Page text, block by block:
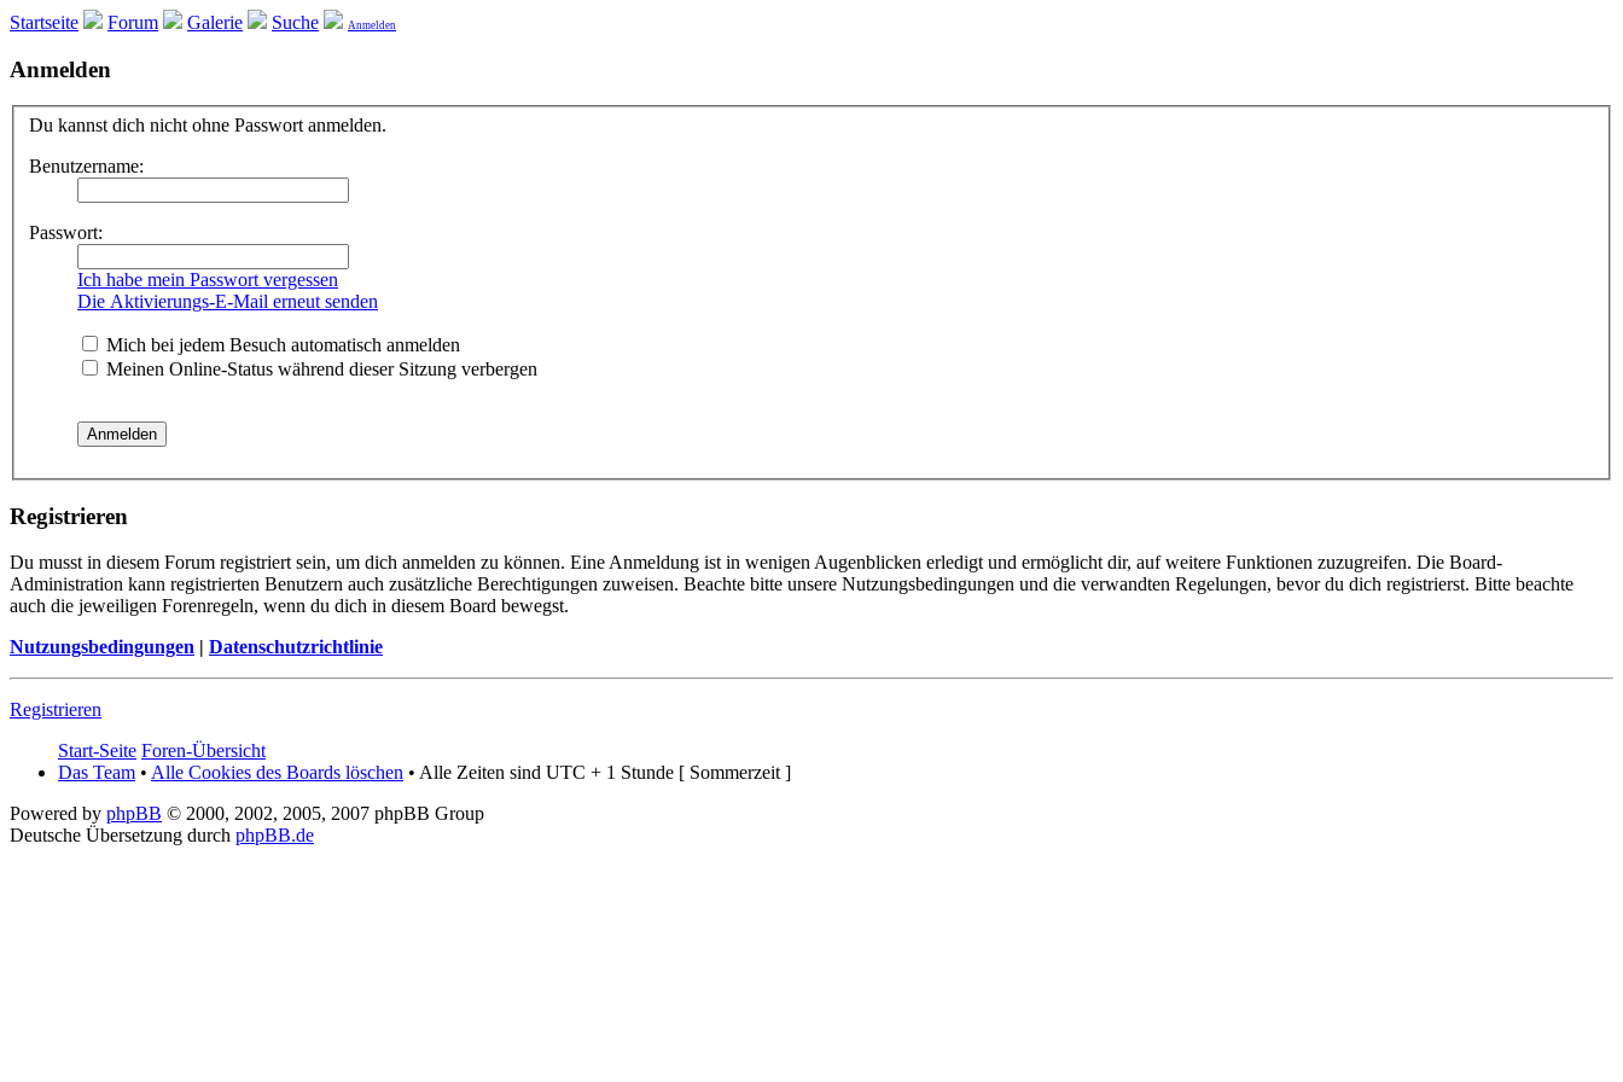
Startseite Forum Galerie Suche Anmelden
Anmelden
Du kannst dich nicht ohne Passwort anmelden.
Benutzername:
Passwort:
Ich habe mein Passwort vergessen
Die Aktivierungs-E-Mail erneut senden
Mich bei jedem Besuch automatisch anmelden
Meinen Online-Status während dieser Sitzung verbergen
Registrieren
Du musst in diesem Forum registriert sein, um dich anmelden zu können. Eine Anmeldung ist in wenigen Augenblicken erledigt und ermöglicht dir, auf weitere Funktionen zuzugreifen. Die Board-
Administration kann registrierten Benutzern auch zusätzliche Berechtigungen zuweisen. Beachte bitte unsere Nutzungsbedingungen und die verwandten Regelungen, bevor du dich registrierst. Bitte beachte
auch die jeweiligen Forenregeln, wenn du dich in diesem Board bewegst.
Nutzungsbedingungen
Datenschutzrichtlinie
Registrieren
Start-Seite Foren-Übersicht
Das Team • Alle Cookies des Boards löschen • Alle Zeiten sind UTC + 1 Stunde [ Sommerzeit ]
Powered by phpBB © 2000, 2002, 2005, 2007 phpBB Group
Deutsche Übersetzung durch phpBB.de